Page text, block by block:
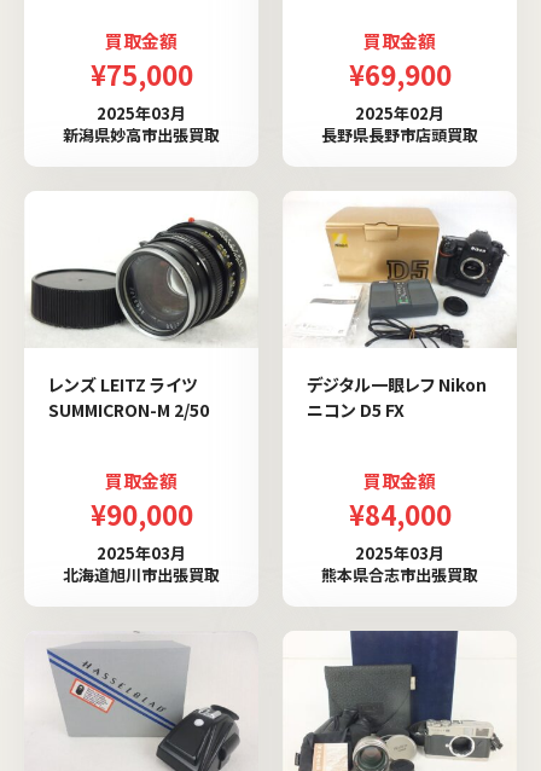
買取金額
¥75,000
2025年03月
新潟県妙高市出張買取
買取金額
¥69,900
2025年02月
長野県長野市店頭買取
レンズ LEITZ ライツ
SUMMICRON-M 2/50
買取金額
¥90,000
2025年03月
北海道旭川市出張買取
デジタル一眼レフ Nikon
ニコン D5 FX
買取金額
¥84,000
2025年03月
熊本県合志市出張買取